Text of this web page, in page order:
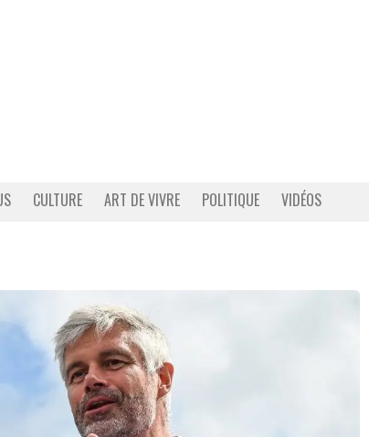
CULTURE ART DE VIVRE POLITIQUE VIDÉOS